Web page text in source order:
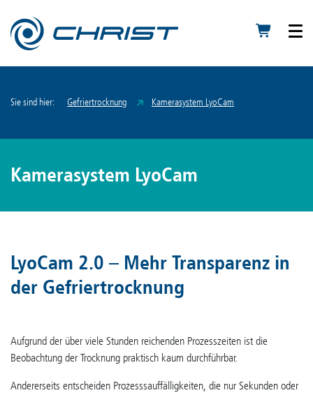
Sie sind hier: Gefriertrocknung Kamerasystem LyoCam
Kamerasystem LyoCam
LyoCam 2.0 – Mehr Transparenz in
der Gefriertrocknung
Aufgrund der über viele Stunden reichenden Prozesszeiten ist die
Beobachtung der Trocknung praktisch kaum durchführbar.
Andererseits entscheiden Prozesssauffälligkeiten, die nur Sekunden oder